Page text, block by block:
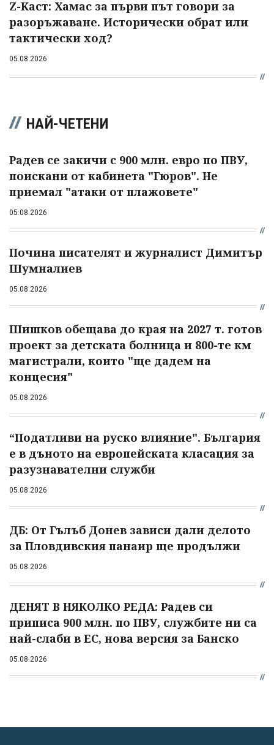
Z-Каст: Хамас за първи път говори за
разоръжаване. Исторически обрат или
тактически ход?
05.08.2026
НАЙ-ЧЕТЕНИ
Радев се закичи с 900 млн. евро по ПВУ,
поискани от кабинета "Гюров". Не
приемал "атаки от плажовете"
05.08.2026
Почина писателят и журналист Димитър
Шумналиев
05.08.2026
Шишков обещава до края на 2027 т. готов
проект за детската болница и 800-те км
магистрали, които "ще дадем на
концесия"
05.08.2026
“Податливи на руско влияние". България
е в дъното на европейската класация за
разузнавателни служби
05.08.2026
ДБ: От Гълъб Донев зависи дали делото
за Пловдивския панаир ще продължи
05.08.2026
ДЕНЯТ В НЯКОЛКО РЕДА: Радев си
приписа 900 млн. по ПВУ, службите ни са
най-слаби в ЕС, нова версия за Банско
05.08.2026